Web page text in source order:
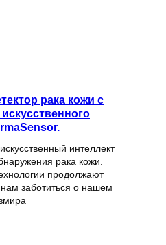
рака кожи с
интеллект
рака кожи.
продолжают
заботиться о нашем